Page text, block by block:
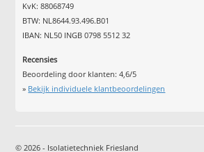
KvK: 88068749
BTW: NL8644.93.496.B01
IBAN: NL50 INGB 0798 5512 32
Recensies
Beoordeling door klanten:4,6/5
» Bekijk individuele klantbeoordelingen
© 2026 - Isolatietechniek Friesland